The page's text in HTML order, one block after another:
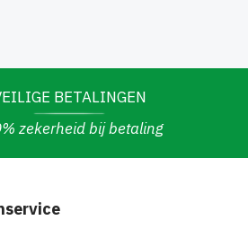
BETALINGEN
zekerheid bij betaling